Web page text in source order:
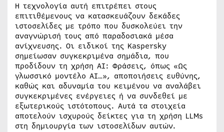
Η τεχνολογία αυτή επιτρέπει στους
επιτιθέμενους να κατασκευάζουν δεκάδες
ιστοσελίδες με τρόπο που δυσκολεύει την
αναγνώρισή τους από παραδοσιακά μέσα
ανίχνευσης. Οι ειδικοί της Kaspersky
σημείωσαν συγκεκριμένα σημάδια, που
προδίδουν τη χρήση AI: Φράσεις, όπως «Ως
γλωσσικό μοντέλο AI…», αποποιήσεις ευθύνης,
καθώς και αδυναμία του κειμένου να αναλάβει
συγκεκριμένες ενέργειες ή να συνδεθεί με
εξωτερικούς ιστότοπους. Αυτά τα στοιχεία
αποτελούν ισχυρούς δείκτες για τη χρήση LLMs
στη δημιουργία των ιστοσελίδων αυτών.